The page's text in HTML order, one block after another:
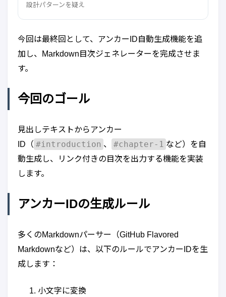
設計パターンを疑え
今回は最終回として、アンカーID自動生成機能を追
加し、Markdown目次ジェネレーターを完成させま
す。
今回のゴール
見出しテキストからアンカー
ID（ #introduction 、 #chapter-1 など）を自
動生成し、リンク付きの目次を出力する機能を実装
します。
アンカーIDの生成ルール
多くのMarkdownパーサー（GitHub Flavored
Markdownなど）は、以下のルールでアンカーIDを生
成します：
小文字に変換